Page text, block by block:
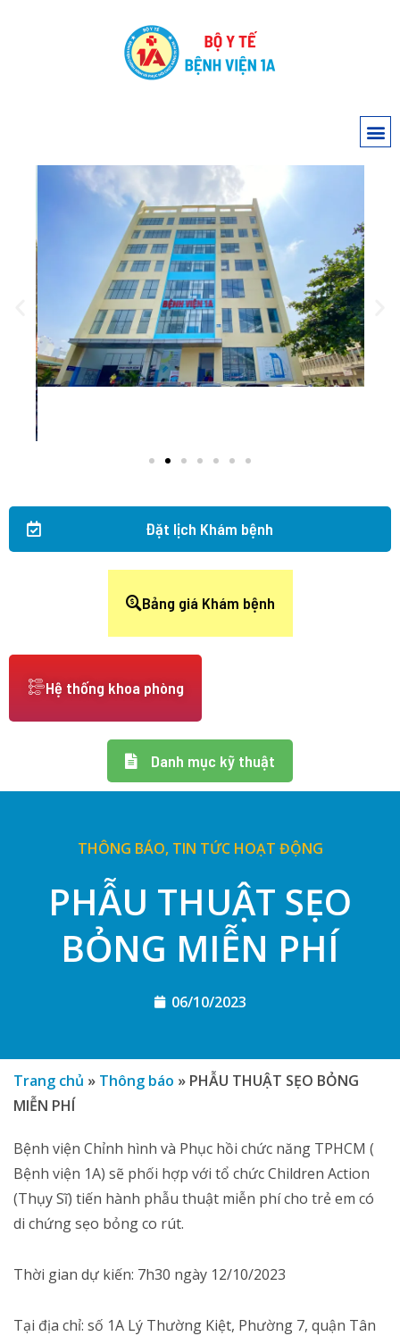
Đặt lịch Khám bệnh
Bảng giá Khám bệnh
Hệ thống khoa phòng
Danh mục kỹ thuật
THÔNG BÁO, TIN TỨC HOẠT ĐỘNG
PHẪU THUẬT SẸO
BỎNG MIỄN PHÍ
06/10/2023
Trang chủ » Thông báo » PHẪU THUẬT SẸO BỎNG
MIỄN PHÍ
Bệnh viện Chỉnh hình và Phục hồi chức năng TPHCM (
Bệnh viện 1A) sẽ phối hợp với tổ chức Children Action
(Thụy Sĩ) tiến hành phẫu thuật miễn phí cho trẻ em có
di chứng sẹo bỏng co rút.
Thời gian dự kiến: 7h30 ngày 12/10/2023
Tại địa chỉ: số 1A Lý Thường Kiệt, Phường 7, quận Tân